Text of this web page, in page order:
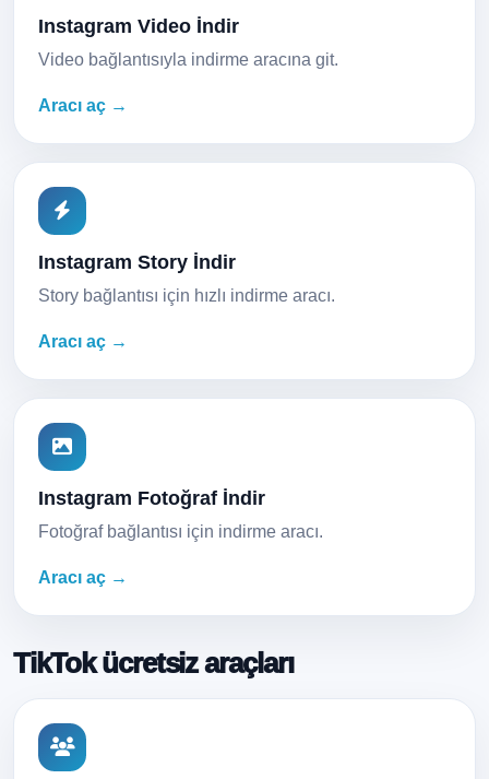
Instagram Video İndir
Video bağlantısıyla indirme aracına git.
Aracı aç →
Instagram Story İndir
Story bağlantısı için hızlı indirme aracı.
Aracı aç →
Instagram Fotoğraf İndir
Fotoğraf bağlantısı için indirme aracı.
Aracı aç →
TikTok ücretsiz araçları